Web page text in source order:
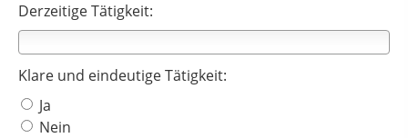
Derzeitige Tätigkeit:
Klare und eindeutige Tätigkeit:
Ja
Nein